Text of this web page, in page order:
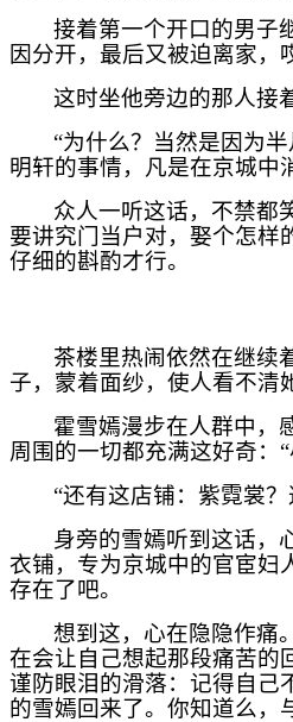
接着第一个开口的男子
因分开，最后又被迫离家，
这时坐他旁边的那人接
“为什么？当然是因为
明轩的事情，凡是在京城中
众人一听这话，不禁都
要讲究门当户对，娶个怎样
仔细的斟酌才行。
茶楼里热闹依然在继续
子，蒙着面纱，使人看不清
霍雪嫣漫步在人群中，
周围的一切都充满这好奇：
“还有这店铺：紫霓裳
身旁的雪嫣听到这话，
衣铺，专为京城中的官宦妇
存在了吧。
想到这，心在隐隐作痛
在会让自己想起那段痛苦的
谨防眼泪的滑落：记得自己
的雪嫣回来了。你知道么，